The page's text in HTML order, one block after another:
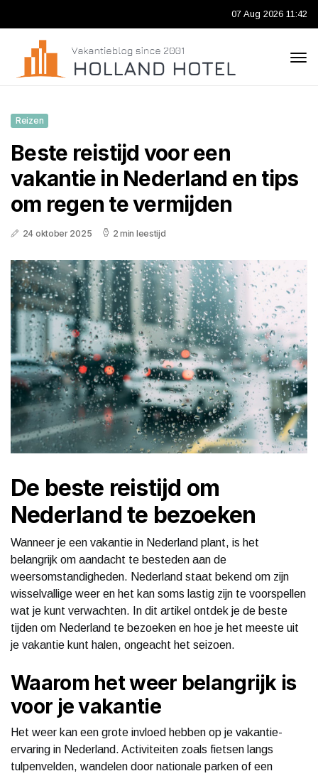
07 Aug 2026 11:42
Reizen
Beste reistijd voor een
vakantie in Nederland en tips
om regen te vermijden
24 oktober 2025 2 min leestijd
De beste reistijd om
Nederland te bezoeken
Wanneer je een vakantie in Nederland plant, is het
belangrijk om aandacht te besteden aan de
weersomstandigheden. Nederland staat bekend om zijn
wisselvallige weer en het kan soms lastig zijn te voorspellen
wat je kunt verwachten. In dit artikel ontdek je de beste
tijden om Nederland te bezoeken en hoe je het meeste uit
je vakantie kunt halen, ongeacht het seizoen.
Waarom het weer belangrijk is
voor je vakantie
Het weer kan een grote invloed hebben op je vakantie-
ervaring in Nederland. Activiteiten zoals fietsen langs
tulpenvelden, wandelen door nationale parken of een